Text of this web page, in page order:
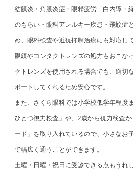
結膜炎・角膜炎症・眼精疲労・白内障・
のもらい・眼科アレルギー疾患・飛蚊症
め、眼科検査や近視抑制治療にも対応し
眼鏡やコンタクトレンズの処方もおこな
クトレンズを使用される場合でも、適切
ポートしてくれるため安心です。
また、さくら眼科では小学校低学年程度
ひとつ視力検査」や、2歳から視力検査
ード」を取り入れているので、小さなお
で幅広く通うことができます。
土曜・日曜・祝日に受診できる点もうれ